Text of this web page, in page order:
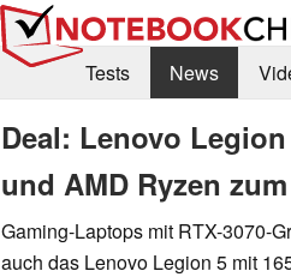
Tests
News
Deal: Lenovo
und AMD Ryzen
Gaming-Laptops mit RTX-3070-
auch das Lenovo Legion 5 mit